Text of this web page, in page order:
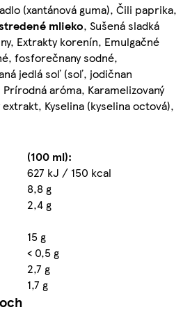
(xantánová guma), Čili paprika,
mlieko, Sušená sladká
Extrakty korenín, Emulgačné
fosforečnany sodné,
jedlá soľ (soľ, jodičnan
aróma, Karamelizovaný
Kyselina (kyselina octová),
(100 ml):
627 kJ / 150 kcal
8,8 g
2,4 g
15 g
< 0,5 g
2,7 g
1,7 g